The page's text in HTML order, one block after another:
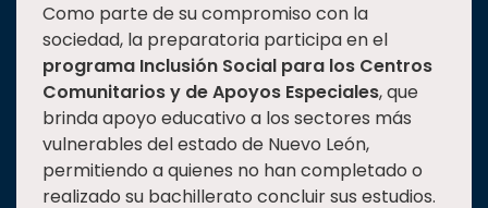
Como parte de su compromiso con la
sociedad, la preparatoria participa en el
programa Inclusión Social para los Centros
Comunitarios y de Apoyos Especiales, que
brinda apoyo educativo a los sectores más
vulnerables del estado de Nuevo León,
permitiendo a quienes no han completado o
realizado su bachillerato concluir sus estudios.